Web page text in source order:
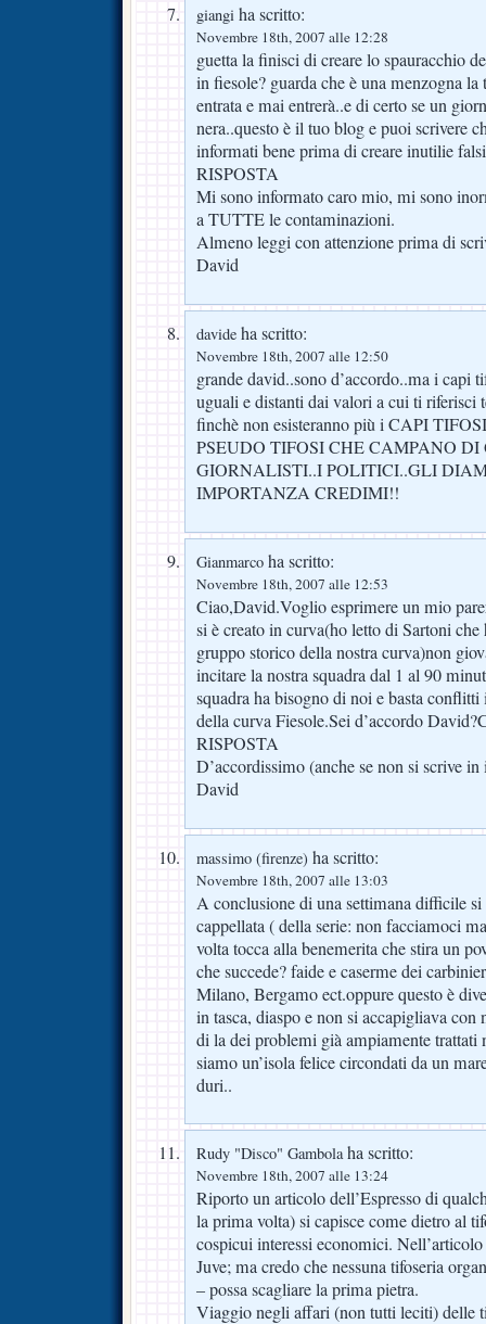
giangi ha scritto:
Novembre 18th, 2007 alle 12:28
guetta la finisci di creare lo spauracchio
in fiesole? guarda che è una menzogna
entrata e mai entrerà..e di certo se un
nera..questo è il tuo blog e puoi scrivere
informati bene prima di creare inutilie
RISPOSTA
Mi sono informato caro mio, mi sono
a TUTTE le contaminazioni.
Almeno leggi con attenzione prima di
David
davide ha scritto:
Novembre 18th, 2007 alle 12:50
grande david..sono d’accordo..ma i capi
uguali e distanti dai valori a cui ti riferisci
finchè non esisteranno più i CAPI
PSEUDO TIFOSI CHE CAMPANO
GIORNALISTI..I POLITICI..GLI
IMPORTANZA CREDIMI!!
Gianmarco ha scritto:
Novembre 18th, 2007 alle 12:53
Ciao,David.Voglio esprimere un mio
si è creato in curva(ho letto di Sartoni
gruppo storico della nostra curva)non
incitare la nostra squadra dal 1 al 90
squadra ha bisogno di noi e basta
della curva Fiesole.Sei d’accordo
RISPOSTA
D’accordissimo (anche se non si scrive
David
massimo (firenze) ha scritto:
Novembre 18th, 2007 alle 13:03
A conclusione di una settimana difficile si
cappellata ( della serie: non facciamoci
volta tocca alla benemerita che stira un
che succede? faide e caserme dei
Milano, Bergamo ect.oppure questo è
in tasca, diaspo e non si accapigliava con
di la dei problemi già ampiamente trattati
siamo un’isola felice circondati da un
duri..
Rudy "Disco" Gambolaha scritto:
Novembre 18th, 2007 alle 13:24
Riporto un articolo dell’Espresso di
la prima volta) si capisce come dietro al
cospicui interessi economici.
Juve; ma credo che nessuna tifoseria
– possa scagliare la prima pietra.
Viaggio negli affari (non tutti leciti) delle